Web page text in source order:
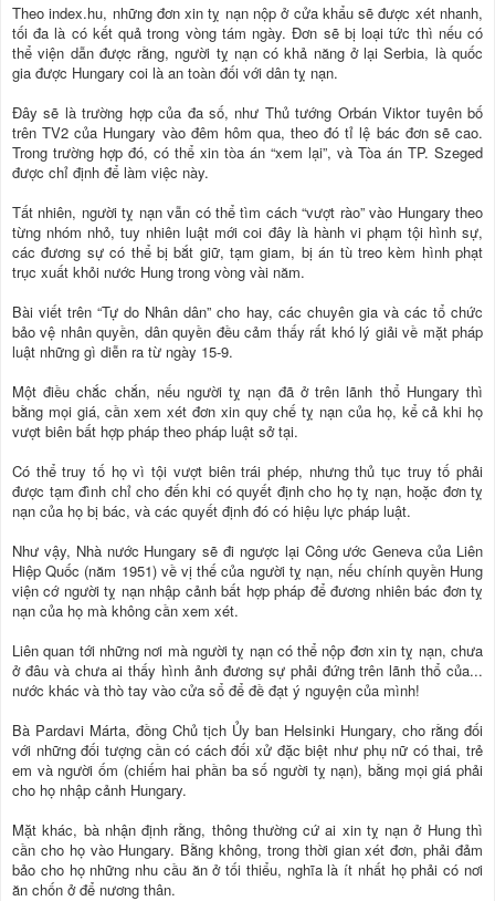
Theo index.hu, những đơn xin tỵ nạn nộp ở cửa khẩu sẽ được xét nhanh,
tối đa là có kết quả trong vòng tám ngày. Đơn sẽ bị loại tức thì nếu có
thể viện dẫn được rằng, người tỵ nạn có khả năng ở lại Serbia, là quốc
gia được Hungary coi là an toàn đối với dân tỵ nạn.
Đây sẽ là trường hợp của đa số, như Thủ tướng Orbán Viktor tuyên bố
trên TV2 của Hungary vào đêm hôm qua, theo đó tỉ lệ bác đơn sẽ cao.
Trong trường hợp đó, có thể xin tòa án “xem lại”, và Tòa án TP. Szeged
được chỉ định để làm việc này.
Tất nhiên, người tỵ nạn vẫn có thể tìm cách “vượt rào” vào Hungary theo
từng nhóm nhỏ, tuy nhiên luật mới coi đây là hành vi phạm tội hình sự,
các đương sự có thể bị bắt giữ, tạm giam, bị án tù treo kèm hình phạt
trục xuất khỏi nước Hung trong vòng vài năm.
Bài viết trên “Tự do Nhân dân” cho hay, các chuyên gia và các tổ chức
bảo vệ nhân quyền, dân quyền đều cảm thấy rất khó lý giải về mặt pháp
luật những gì diễn ra từ ngày 15-9.
Một điều chắc chắn, nếu người tỵ nạn đã ở trên lãnh thổ Hungary thì
bằng mọi giá, cần xem xét đơn xin quy chế tỵ nạn của họ, kể cả khi họ
vượt biên bất hợp pháp theo pháp luật sở tại.
Có thể truy tố họ vì tội vượt biên trái phép, nhưng thủ tục truy tố phải
được tạm đình chỉ cho đến khi có quyết định cho họ tỵ nạn, hoặc đơn tỵ
nạn của họ bị bác, và các quyết định đó có hiệu lực pháp luật.
Như vậy, Nhà nước Hungary sẽ đi ngược lại Công ước Geneva của Liên
Hiệp Quốc (năm 1951) về vị thế của người tỵ nạn, nếu chính quyền Hung
viện cớ người tỵ nạn nhập cảnh bất hợp pháp để đương nhiên bác đơn tỵ
nạn của họ mà không cần xem xét.
Liên quan tới những nơi mà người tỵ nạn có thể nộp đơn xin tỵ nạn, chưa
ở đâu và chưa ai thấy hình ảnh đương sự phải đứng trên lãnh thổ của...
nước khác và thò tay vào cửa sổ để đề đạt ý nguyện của mình!
Bà Pardavi Márta, đồng Chủ tịch Ủy ban Helsinki Hungary, cho rằng đối
với những đối tượng cần có cách đối xử đặc biệt như phụ nữ có thai, trẻ
em và người ốm (chiếm hai phần ba số người tỵ nạn), bằng mọi giá phải
cho họ nhập cảnh Hungary.
Mặt khác, bà nhận định rằng, thông thường cứ ai xin tỵ nạn ở Hung thì
cần cho họ vào Hungary. Bằng không, trong thời gian xét đơn, phải đảm
bảo cho họ những nhu cầu ăn ở tối thiểu, nghĩa là ít nhất họ phải có nơi
ăn chốn ở để nương thân.